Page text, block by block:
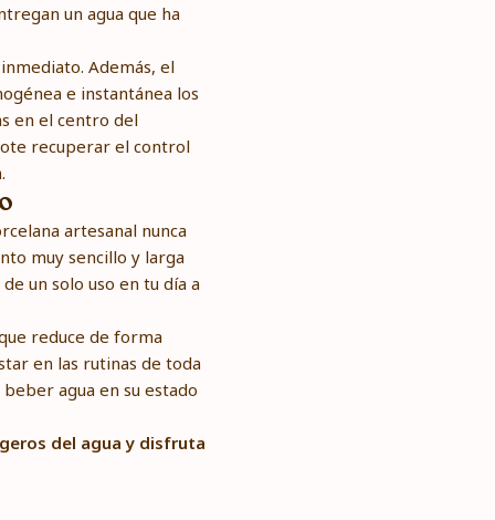
un agua que ha
Además, el
e instantánea los
en el centro del
recuperar el control
artesanal nunca
muy sencillo y larga
un solo uso en tu día a
reduce de forma
en las rutinas de toda
agua en su estado
del agua y disfruta